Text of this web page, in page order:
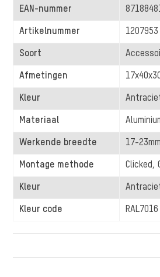
EAN-nummer
Artikelnummer 1207953
Soort
Afmetingen
Kleur
Materiaal
Werkende breedte 17-23mm
Montage methode Clicked,
Kleur
Kleur code RAL7016